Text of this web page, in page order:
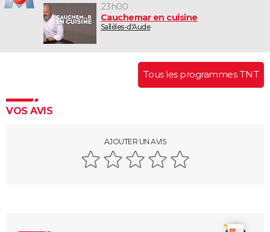
23h00
Cauchemar en cuisine
Sallèles-d'Aude
Tous les programmes TNT
VOS AVIS
AJOUTER UN AVIS